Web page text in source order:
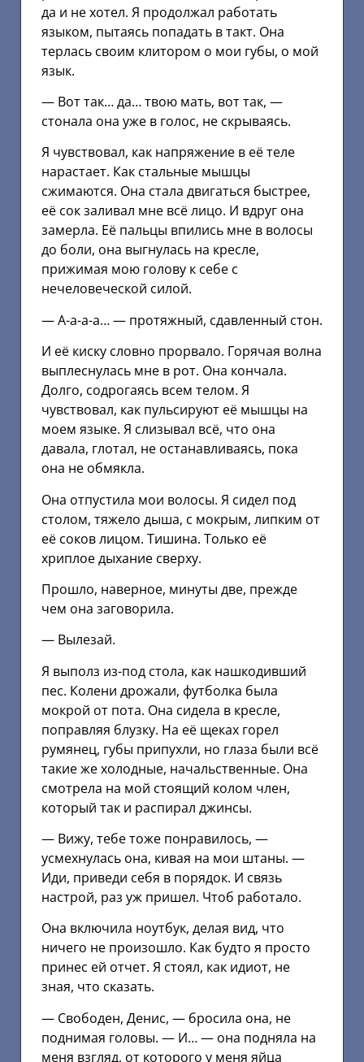
да и не хотел. Я продолжал работать
языком, пытаясь попадать в такт. Она
терлась своим клитором о мои губы, о мой
язык.
— Вот так… да… твою мать, вот так, —
стонала она уже в голос, не скрываясь.
Я чувствовал, как напряжение в её теле
нарастает. Как стальные мышцы
сжимаются. Она стала двигаться быстрее,
её сок заливал мне всё лицо. И вдруг она
замерла. Её пальцы впились мне в волосы
до боли, она выгнулась на кресле,
прижимая мою голову к себе с
нечеловеческой силой.
— А-а-а-а… — протяжный, сдавленный стон.
И её киску словно прорвало. Горячая волна
выплеснулась мне в рот. Она кончала.
Долго, содрогаясь всем телом. Я
чувствовал, как пульсируют её мышцы на
моем языке. Я слизывал всё, что она
давала, глотал, не останавливаясь, пока
она не обмякла.
Она отпустила мои волосы. Я сидел под
столом, тяжело дыша, с мокрым, липким от
её соков лицом. Тишина. Только её
хриплое дыхание сверху.
Прошло, наверное, минуты две, прежде
чем она заговорила.
— Вылезай.
Я выполз из-под стола, как нашкодивший
пес. Колени дрожали, футболка была
мокрой от пота. Она сидела в кресле,
поправляя блузку. На её щеках горел
румянец, губы припухли, но глаза были всё
такие же холодные, начальственные. Она
смотрела на мой стоящий колом член,
который так и распирал джинсы.
— Вижу, тебе тоже понравилось, —
усмехнулась она, кивая на мои штаны. —
Иди, приведи себя в порядок. И связь
настрой, раз уж пришел. Чтоб работало.
Она включила ноутбук, делая вид, что
ничего не произошло. Как будто я просто
принес ей отчет. Я стоял, как идиот, не
зная, что сказать.
— Свободен, Денис, — бросила она, не
поднимая головы. — И… — она подняла на
меня взгляд, от которого у меня яйца